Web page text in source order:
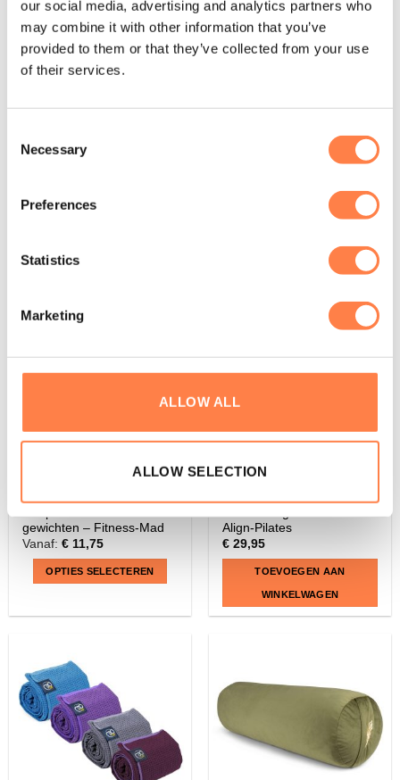
our social media, advertising and analytics partners who
may combine it with other information that you’ve
provided to them or that they’ve collected from your use
of their services.
Selection
Necessary
Preferences
Statistics
Marketing
ALLOW ALL
ALLOW SELECTION
toe aan je collectie en til je trainingen naar een hoger
niveau!
Pilates Blokken en wiggen.
gewichten – Fitness-Mad
Vanaf: €11,75
OPTIES SELECTEREN
meerdere
variaties.
Deze
Align-Pilates
€29,95
TOEVOEGEN AAN
WINKELWAGEN